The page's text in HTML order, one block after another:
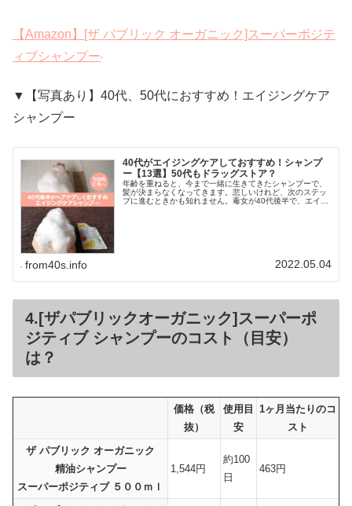
【Amazon】[ザ パブリック オーガニック]スーパーポジテ
ィブシャンプー
▼【写真あり】40代、50代におすすめ！エイジングケア
シャンプー
40代がエイジングケアしておすすめ！シャンプ
ー【13選】50代もドラッグストア？
年齢を重ねると、今まで一緒に生きてきたシャンプーで、
髪が決まらなくなってきます。悲しいけれど、次のステッ
プに進むときかも知れません。毒女が40代後半で、エイジ
from40s.info 2022.05.04
4.[ザパブリックオーガニック]スーパーポ
ジティブ シャンプーのコスト（目安）
は？
価格（税
抜）
使用目
安
1ヶ月当たりのコ
スト
ザ パブリック オーガニック
精油シャンプー
スーパーポジティブ ５００ｍｌ
1,544円
約100
日
463円